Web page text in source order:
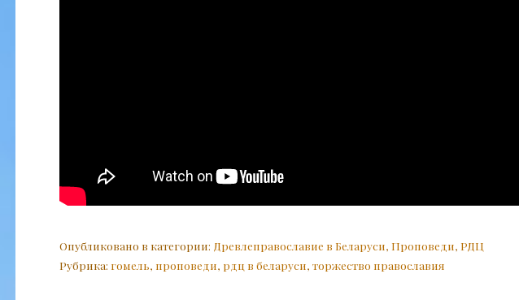
Опубликовано в категории: Древлеправославие в Беларуси, Проповеди, РДЦ
Рубрика: гомель, проповеди, рдц в беларуси, торжество православия